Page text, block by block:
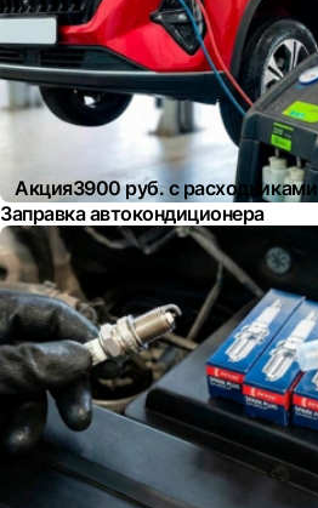
Акция3900 руб. с расходниками
Заправка автокондиционера